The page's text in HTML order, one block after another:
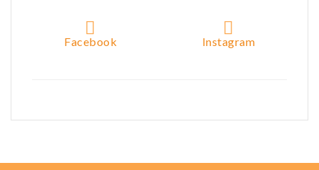
Facebook Instagram